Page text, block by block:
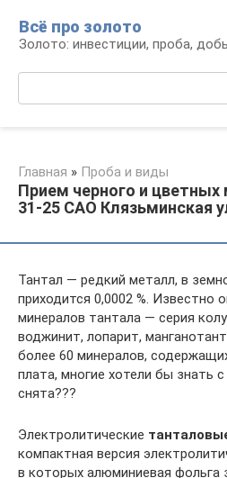
контенту
Всё про золото
Золото: инвестиции, проба,
Главная » Проба и виды
Прием черного и цветных
31-25 САО Клязьминская
Тантал — редкий металл, в
приходится 0,0002 %. Известно
минералов тантала — серия
воджинит, лопарит,
более 60 минералов,
плата, многие хотели бы знать
снята???
Электролитические
компактная версия
в которых алюминиевая фольга